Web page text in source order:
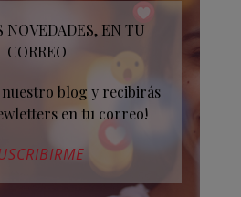
NOVEDADES, EN TU
CORREO
nuestro blog y recibirás
en tu correo!